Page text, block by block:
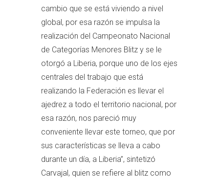
cambio que se está viviendo a nivel
global, por esa razón se impulsa la
realización del Campeonato Nacional
de Categorías Menores Blitz y se le
otorgó a Liberia, porque uno de los ejes
centrales del trabajo que está
realizando la Federación es llevar el
ajedrez a todo el territorio nacional, por
esa razón, nos pareció muy
conveniente llevar este torneo, que por
sus características se lleva a cabo
durante un día, a Liberia”, sintetizó
Carvajal, quien se refiere al blitz como